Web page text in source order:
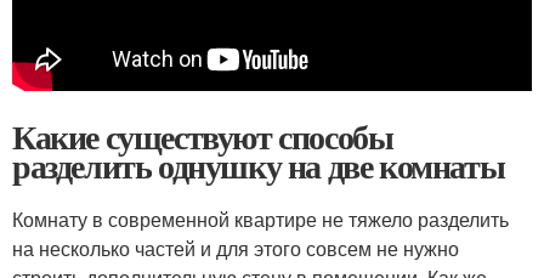
Какие существуют способы
разделить однушку на две комнаты
Комнату в современной квартире не тяжело разделить
на несколько частей и для этого совсем не нужно